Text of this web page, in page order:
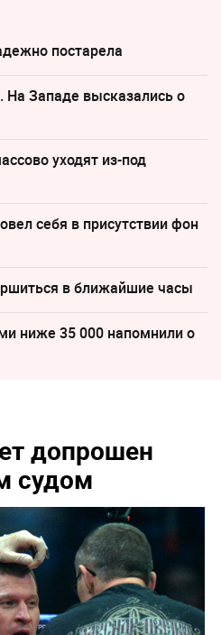
постарела
На Западе высказались о
уходят из-под
cебя в присутствии фон
в ближайшие часы
ниже 35 000 напомнили о
допрошен
судом